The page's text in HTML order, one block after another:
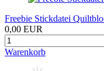
Freebie Stickdatei
0,00 EUR
Warenkorb